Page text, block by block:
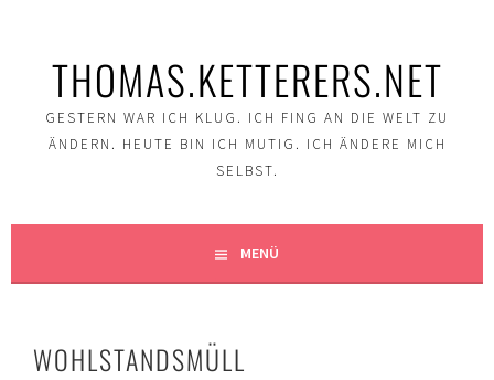
THOMAS.KETTERERS.NET
GESTERN WAR ICH KLUG. ICH FING AN DIE WELT ZU
ÄNDERN. HEUTE BIN ICH MUTIG. ICH ÄNDERE MICH
SELBST.
MENÜ
WOHLSTANDSMÜLL